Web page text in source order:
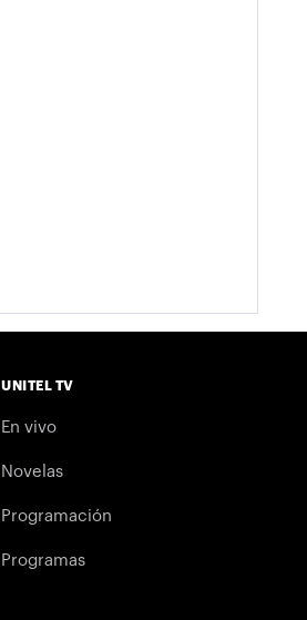
UNITEL TV
En vivo
Novelas
Programación
Programas